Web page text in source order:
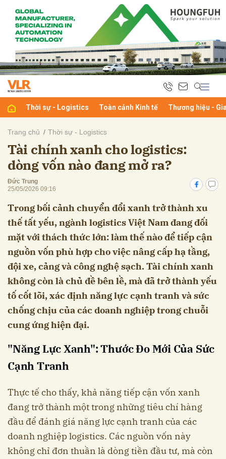
Thời sự - Logistics Toàn cảnh Kinh tế Thương hiệu -
Trang chủ Thời sự - Logistics
Tài chính xanh cho logistics:
dòng vốn nào đang mở ra?
Đức Trung
25/05/2026 09:16
Trong bối cảnh chuyển đổi xanh trở thành xu
thế tất yếu, ngành logistics Việt Nam đang đối
mặt với thách thức lớn: làm thế nào để tiếp cận
nguồn vốn phù hợp cho việc nâng cấp hạ tầng,
đội xe, cảng và công nghệ sạch. Tài chính xanh
không còn là chủ đề bên lề, mà đã trở thành yếu
tố cốt lõi, xác định năng lực cạnh tranh và sức
chống chịu của các doanh nghiệp trong chuỗi
cung ứng hiện đại.
"Năng Lực Xanh": Thước Đo Mới Của Sức
Cạnh Tranh
Thực tế cho thấy, khả năng tiếp cận vốn xanh
đang trở thành một trong những tiêu chí hàng
đầu để đánh giá năng lực cạnh tranh của các
doanh nghiệp logistics. Các nguồn vốn này
không chỉ đơn thuần là dòng tiền đầu tư, mà còn
luận
Hủy